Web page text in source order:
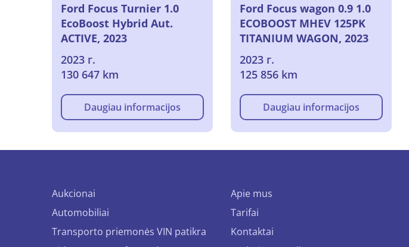
Ford Focus Turnier 1.0
EcoBoost Hybrid Aut.
ACTIVE, 2023
2023 г.
130 647 km
Daugiau informacijos
Ford Focus wagon 0.9 1.0
ECOBOOST MHEV 125PK
TITANIUM WAGON, 2023
2023 г.
125 856 km
Daugiau informacijos
Aukcionai
Automobiliai
Transporto priemonės VIN patikra
Apie mus
Tarifai
Kontaktai